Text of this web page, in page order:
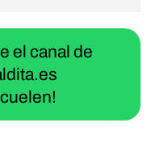
el canal de